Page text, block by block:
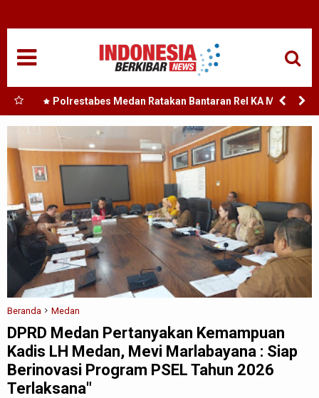
Polrestabes Medan Ratakan Bantaran Rel KA Medan -
Kualanamu yang Jadi Sarang Narkoba 3 Kg Ganja,
Sejumlah Paket Sabu, Hingga Beragam Senjata Disita
Beranda Medan
DPRD Medan Pertanyakan Kemampuan
Kadis LH Medan, Mevi Marlabayana : Siap
Berinovasi Program PSEL Tahun 2026
Terlaksana"
NASIONAL
SUMUT
MEDAN
TANJUNGBALAI
ACEH
EDUKASI
ADVETORIAL
REDAKSI